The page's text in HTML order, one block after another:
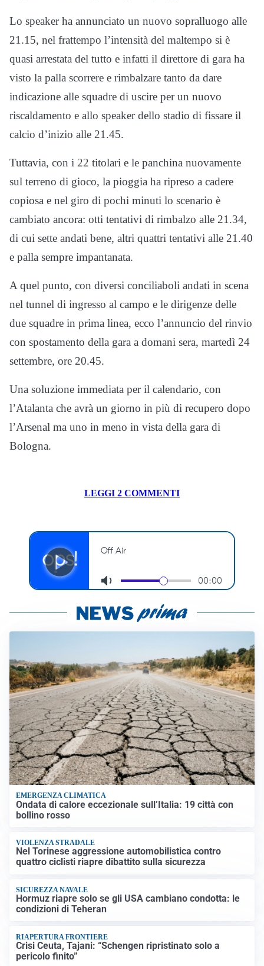
Lo speaker ha annunciato un nuovo sopralluogo alle
21.15, nel frattempo l’intensità del maltempo si è
quasi arrestata del tutto e infatti il direttore di gara ha
visto la palla scorrere e rimbalzare tanto da dare
indicazione alle squadre di uscire per un nuovo
riscaldamento e allo speaker dello stadio di fissare il
calcio d’inizio alle 21.45.
Tuttavia, con i 22 titolari e le panchina nuovamente
sul terreno di gioco, la pioggia ha ripreso a cadere
copiosa e nel giro di pochi minuti lo scenario è
cambiato ancora: otti tentativi di rimbalzo alle 21.34,
di cui sette andati bene, altri quattri tentativi alle 21.40
e palla sempre impantanata.
A quel punto, con diversi conciliaboli andati in scena
nel tunnel di ingresso al campo e le dirigenze delle
due squadre in prima linea, ecco l’annuncio del rinvio
con spostamento della gara a domani sera, martedì 24
settembre, ore 20.45.
Una soluzione immediata per il calendario, con
l’Atalanta che avrà un giorno in più di recupero dopo
l’Arsenal ma uno in meno in vista della gara di
Bologna.
LEGGI 2 COMMENTI
EMERGENZA CLIMATICA
Ondata di calore eccezionale sull’Italia: 19 città con
bollino rosso
VIOLENZA STRADALE
Nel Torinese aggressione automobilistica contro
quattro ciclisti riapre dibattito sulla sicurezza
SICUREZZA NAVALE
Hormuz riapre solo se gli USA cambiano condotta: le
condizioni di Teheran
RIAPERTURA FRONTIERE
Crisi Ceuta, Tajani: “Schengen ripristinato solo a
pericolo finito”